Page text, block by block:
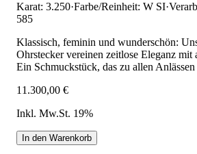
Karat: 3.250·Farbe/Reinheit: W SI·
585
Klassisch, feminin und wunderschön:
Ohrstecker vereinen zeitlose Eleganz mit
Ein Schmuckstück, das zu allen Anlässen
11.300,00 €
Inkl. Mw.St. 19%
In den Warenkorb